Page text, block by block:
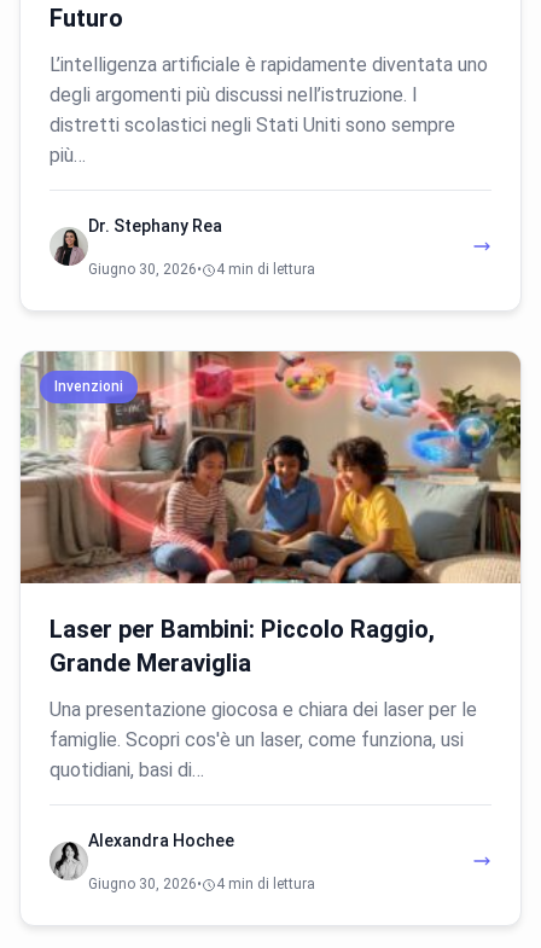
Futuro
L’intelligenza artificiale è rapidamente diventata uno
degli argomenti più discussi nell’istruzione. I
distretti scolastici negli Stati Uniti sono sempre
più…
Dr. Stephany Rea
Giugno 30, 2026• 4 min di lettura
Invenzioni
Laser per Bambini: Piccolo Raggio,
Grande Meraviglia
Una presentazione giocosa e chiara dei laser per le
famiglie. Scopri cos'è un laser, come funziona, usi
quotidiani, basi di…
Alexandra Hochee
Giugno 30, 2026• 4 min di lettura